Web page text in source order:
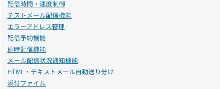
配信時間・速度制御
テストメール配信機能
エラーアドレス管理
配信予約機能
即時配信機能
メール配信状況通知機能
HTML・テキストメール自動送り分け
添付ファイル